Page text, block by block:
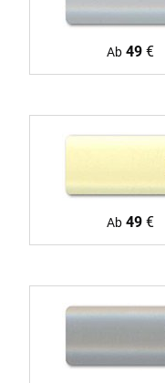
Ab 49€
Ab 49€